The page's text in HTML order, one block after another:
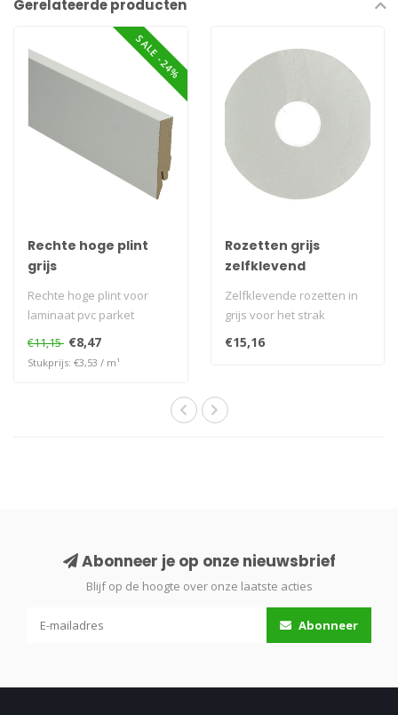
Gerelateerde producten
SALE -24%
Rechte hoge plint
grijs
Rechte hoge plint voor
laminaat pvc parket
€11,15 €8,47
Stukprijs: €3,53 / m¹
Rozetten grijs
zelfklevend
Zelfklevende rozetten in
grijs voor het strak
afwerken van
€15,16
Abonneer je op onze nieuwsbrief
Blijf op de hoogte over onze laatste acties
Abonneer